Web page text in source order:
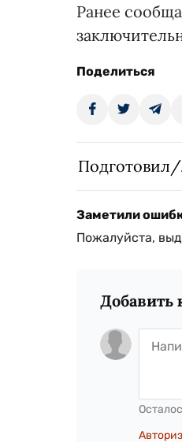
Ранее
Поделиться
Заметили
Пожалуйста,
Добавить